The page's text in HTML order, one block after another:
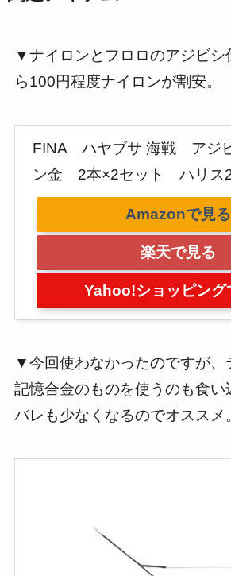
▼ナイロンとフロロのアジビシ
ら100円程度ナイロンが割安。
FINA ハヤブサ 海戦 アジ
ン金 2本×2セット ハリス
Amazonで見る
楽天で見る
Yahoo!ショッピング
▼今回使わなかったのですが、
記憶合金のものを使うのも食い
バレも少なくなるのでオススメ